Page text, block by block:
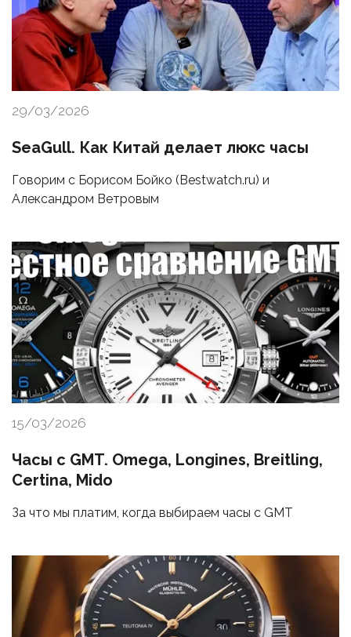
29/03/2026
SeaGull. Как Китай делает люкс часы
Говорим с Борисом Бойко (Bestwatch.ru) и
Александром Ветровым
15/03/2026
Часы с GMT. Omega, Longines, Breitling,
Certina, Mido
За что мы платим, когда выбираем часы с GMT